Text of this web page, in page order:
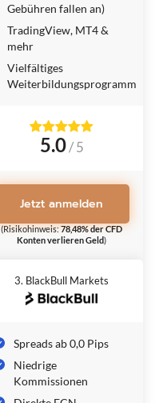
Gebühren fallen an)
TradingView, MT4 &
mehr
Vielfältiges
Weiterbildungsprogramm
5.0/ 5
Jetzt anmelden
(Risikohinweis:78,48% der CFD
Konten verlieren Geld)
3. BlackBull Markets
Spreads ab 0,0 Pips
Niedrige
Kommissionen